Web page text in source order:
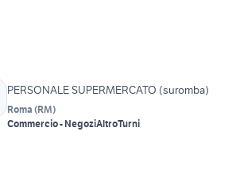
PERSONALE SUPERMERCATO (suromba)
Roma (RM)
Commercio - NegoziAltroTurni